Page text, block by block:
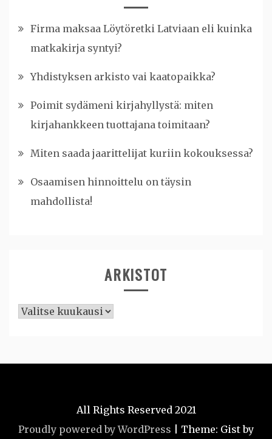
Firma maksaa Löytöretki Latviaan eli kuinka
matkakirja syntyi?
Yhdistyksen arkisto vai kaatopaikka?
Poimit sydämeni kirjahyllystä: miten
kirjahankkeen tuottajana toimitaan?
Miten saada jaarittelijat kuriin kokouksessa?
Osaamisen hinnoittelu on täysin
mahdollista!
ARKISTOT
Arkistot
All Rights Reserved 2021
Proudly powered by WordPress
Theme: Gist by